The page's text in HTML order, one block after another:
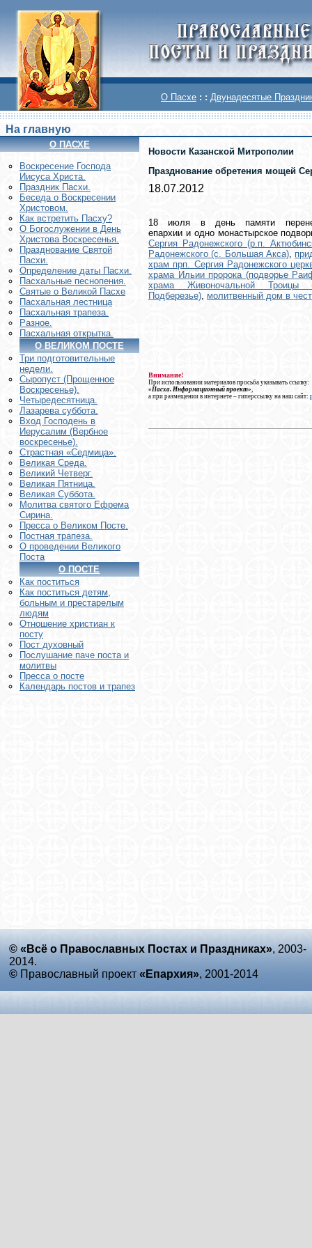
О Пасхе : : Двунадесятые
На главную
О ПАСХЕ
Воскреcение Господа
Иисуса Христа.
Праздник Пасхи.
Беседа о Воскресении
Христовом.
Как встретить Пасху?
О Богослужении в День
Христова Воскресенья.
Празднование Святой
Пасхи.
Определение даты Пасхи.
Пасхальные песнопения.
Святые о Великой Пасхе
Пасхальная лестница
Пасхальная трапеза.
Разное.
Пасхальная открытка.
О ВЕЛИКОМ ПОСТЕ
Три подготовительные
недели.
Сыропуст (Прощенное
Воскресенье).
Четыредесятница.
Лазарева суббота.
Вход Господень в
Иерусалим (Вербное
воскресенье).
Страстная «Седмица».
Великая Среда.
Великий Четверг.
Великая Пятница.
Великая Суббота.
Молитва святого Ефрема
Сирина.
Пресса о Великом Посте.
Постная трапеза.
О проведении Великого
Поста
О ПОСТЕ
Как поститься
Как поститься детям,
больным и престарелым
людям
Отношение христиан к
посту
Пост духовный
Послушание паче поста и
молитвы
Пресса о посте
Календарь постов и трапез
Новости Казанской Митрополии
Празднование обретения мощей
18.07.2012
18 июля в день памяти
епархии и одно монастырское
Сергия Радонежского (р.п.
Радонежского (с. Большая Акса),
храм прп. Сергия Радонежского
храма Ильии пророка (подворье
храма Живоночальной Троицы
Подберезье) молитвенный дом в
Внимание!
При использовании материалов просьба указывать ссылку:
«Пасха. Информационный проект»
а при размещении в интернете – гиперссылку на наш сайт:
© «Всё о Православных Постах и Праздниках», 2003-
2014.
© Православный проект «Епархия», 2001-2014